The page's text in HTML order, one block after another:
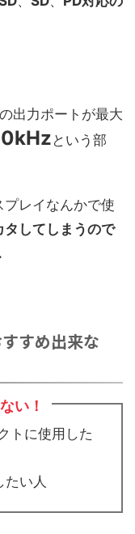
出力ポートが最大
という部
レイなんかで使
タしてしまうので
すめ出来な
い！
トに使用した
い人